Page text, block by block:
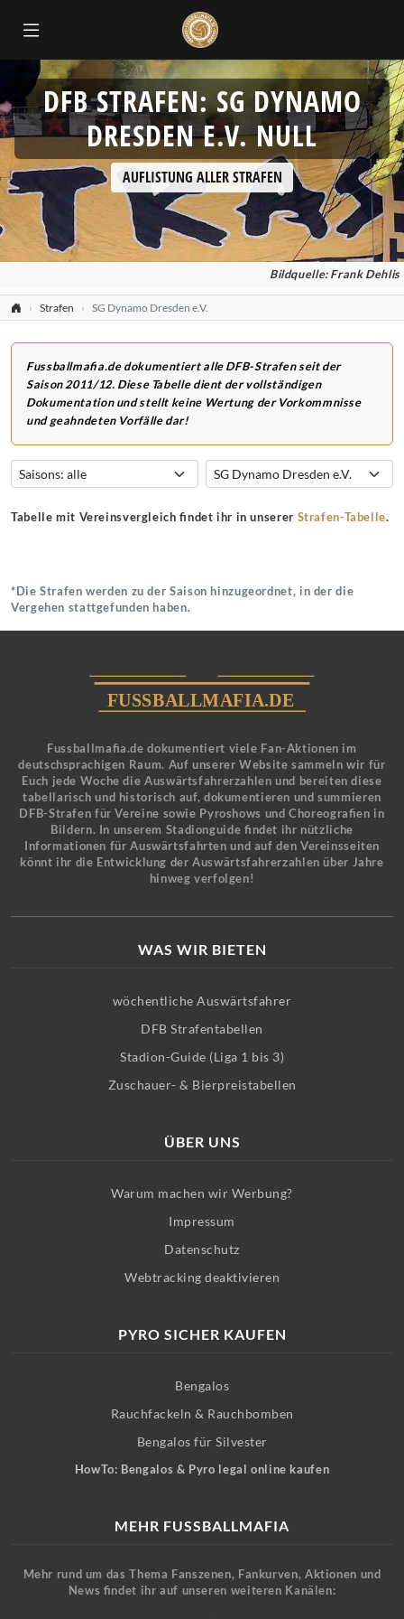
DFB STRAFEN: SG DYNAMO
DRESDEN E.V. NULL
AUFLISTUNG ALLER STRAFEN
Bildquelle: Frank Dehlis
Strafen SG Dynamo Dresden e.V.
Fussballmafia.de dokumentiert alle DFB-Strafen seit der
Saison 2011/12. Diese Tabelle dient der vollständigen
Dokumentation und stellt keine Wertung der Vorkommnisse
und geahndeten Vorfälle dar!
Tabelle mit Vereinsvergleich findet ihr in unserer Strafen-Tabelle.
*Die Strafen werden zu der Saison hinzugeordnet, in der die
Vergehen stattgefunden haben.
Fussballmafia.de dokumentiert viele Fan-Aktionen im
deutschsprachigen Raum. Auf unserer Website sammeln wir für
Euch jede Woche die Auswärtsfahrerzahlen und bereiten diese
tabellarisch und historisch auf, dokumentieren und summieren
DFB-Strafen für Vereine sowie Pyroshows und Choreografien in
Bildern. In unserem Stadionguide findet ihr nützliche
Informationen für Auswärtsfahrten und auf den Vereinsseiten
könnt ihr die Entwicklung der Auswärtsfahrerzahlen über Jahre
hinweg verfolgen!
WAS WIR BIETEN
wöchentliche Auswärtsfahrer
DFB Strafentabellen
Stadion-Guide (Liga 1 bis 3)
Zuschauer- & Bierpreistabellen
ÜBER UNS
Warum machen wir Werbung?
Impressum
Datenschutz
Webtracking deaktivieren
PYRO SICHER KAUFEN
Bengalos
Rauchfackeln & Rauchbomben
Bengalos für Silvester
HowTo: Bengalos & Pyro legal online kaufen
MEHR FUSSBALLMAFIA
Mehr rund um das Thema Fanszenen, Fankurven, Aktionen und
News findet ihr auf unseren weiteren Kanälen: